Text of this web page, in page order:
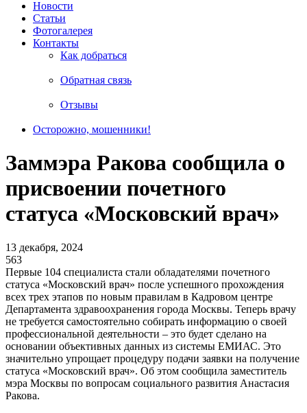
Новости
Статьи
Фотогалерея
Контакты
Как добраться
Обратная связь
Отзывы
Осторожно, мошенники!
Заммэра Ракова сообщила о
присвоении почетного
статуса «Московский врач»
13 декабря, 2024
563
Первые 104 специалиста стали обладателями почетного
статуса «Московский врач» после успешного прохождения
всех трех этапов по новым правилам в Кадровом центре
Департамента здравоохранения города Москвы. Теперь врачу
не требуется самостоятельно собирать информацию о своей
профессиональной деятельности – это будет сделано на
основании объективных данных из системы ЕМИАС. Это
значительно упрощает процедуру подачи заявки на получение
статуса «Московский врач». Об этом сообщила заместитель
мэра Москвы по вопросам социального развития Анастасия
Ракова.